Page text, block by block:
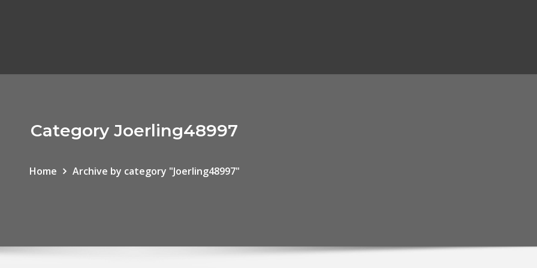
Category Joerling48997
Home Archive by category "Joerling48997"